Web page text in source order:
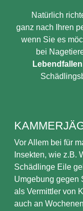
Natürlich
ganz nach Ihren
wenn Sie es
bei
Lebendfallen
Vor Allem bei für
Insekten, wie z.B.
Schädlinge Eile
Umgebung gegen
als Vermittler von
auch an